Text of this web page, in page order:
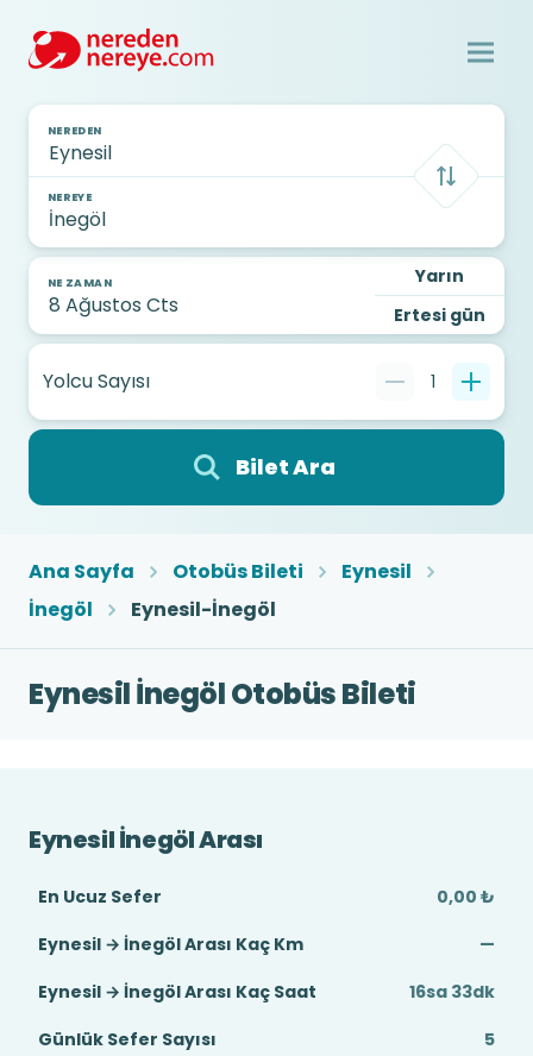
NEREDEN
NEREYE
NE ZAMAN
Yarın
Ertesi gün
Yolcu Sayısı 1
Bilet Ara
Ana Sayfa Otobüs Bileti
Eynesil
İnegöl
Eynesil-İnegöl
Eynesil İnegöl Otobüs Bileti
Eynesil İnegöl Arası
En Ucuz Sefer
0,00 ₺
Eynesil → İnegöl Arası Kaç Km
—
Eynesil → İnegöl Arası Kaç Saat
16sa 33dk
Günlük Sefer Sayısı
5